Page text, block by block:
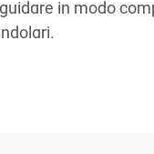
in modo